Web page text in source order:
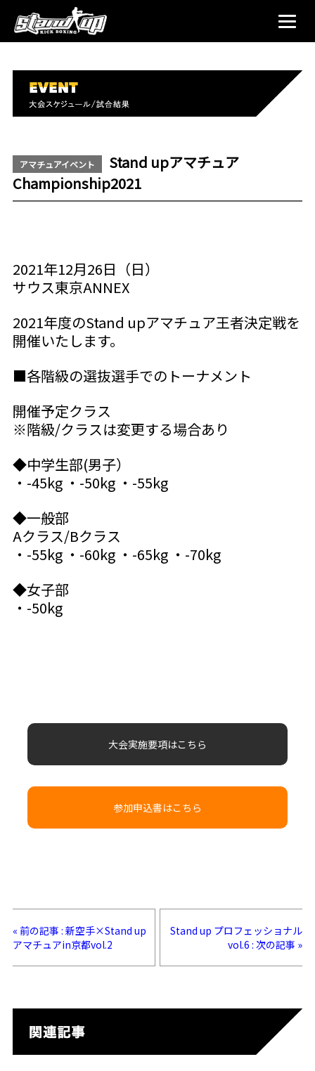
アマチュアイベント
Stand upアマチュア
Championship2021
2021年12月26日（日）
サウス東京ANNEX
2021年度のStand upアマチュア王者決定戦を
開催いたします。
■各階級の選抜選手でのトーナメント
開催予定クラス
※階級/クラスは変更する場合あり
◆中学生部(男子）
・-45kg ・-50kg ・-55kg
◆一般部
Aクラス/Bクラス
・-55kg ・-60kg ・-65kg ・-70kg
◆女子部
・-50kg
大会実施要項はこちら
参加申込書はこちら
« 前の記事 : 新空手×Stand up
アマチュアin京都vol.2
Stand up プロフェッショナル
vol.6 : 次の記事 »